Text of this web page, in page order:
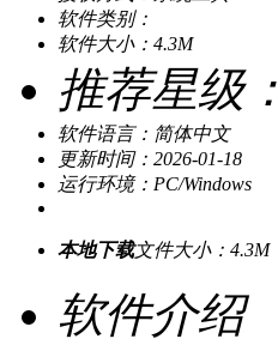
软件类别：
软件大小：4.3M
推荐星级：
软件语言：简体中文
更新时间：2026-01-18
运行环境：PC/Windows
本地下载文件大小：4.3M
软件介绍